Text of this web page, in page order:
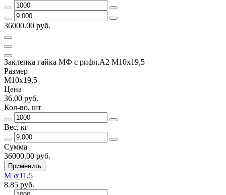
36000.00 руб.
Заклепка гайка МФ с рифл.А2 M10х19,5
Размер
М10х19,5
Цена
36.00 руб.
Кол-во, шт
Вес, кг
Сумма
36000.00 руб.
Применить
М5х11,5
8.85 руб.